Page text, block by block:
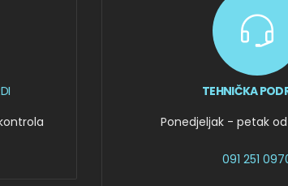
TEHNIČKA
Ponedjeljak - petak od
091 251